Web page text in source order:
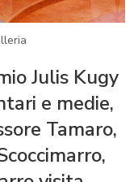
Julis Kugy
e medie,
Tamaro,